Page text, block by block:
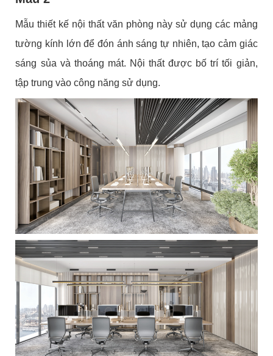
Mẫu thiết kế nội thất văn phòng này sử dụng các mảng
tường kính lớn để đón ánh sáng tự nhiên, tạo cảm giác
sáng sủa và thoáng mát. Nội thất được bố trí tối giản,
tập trung vào công năng sử dụng.